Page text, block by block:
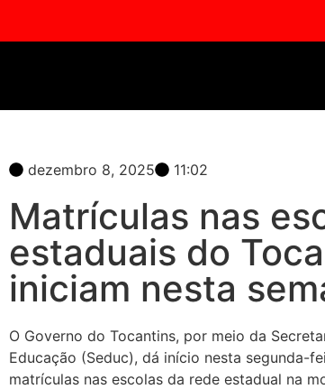
dezembro 8, 2025 11:02
Matrículas nas
estaduais do
iniciam nesta
O Governo do Tocantins, por meio da
Educação (Seduc), dá início nesta segunda-
matrículas nas escolas da rede estadual na